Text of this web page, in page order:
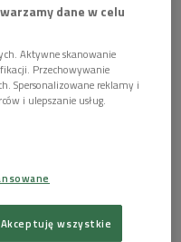
płycie pt.
wyobraźni oraz
muzycznych,
dane w celu
Aktywne skanowanie
Przechowywanie
Spersonalizowane reklamy i
i ulepszanie usług.
Akceptuję wszystkie